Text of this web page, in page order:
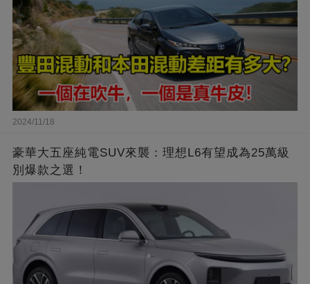
2024/11/18
豪華大五座純電SUV來襲：理想L6有望成為25萬級
別爆款之選！